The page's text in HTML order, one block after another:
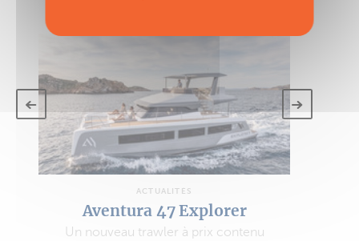
ACTUALITÉS
Aventura 47 Explorer
Un nouveau trawler à prix contenu